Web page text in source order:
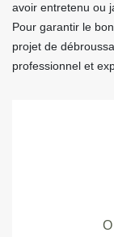
avoir entretenu ou
Pour garantir le
projet de
professionnel et